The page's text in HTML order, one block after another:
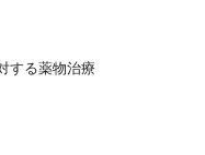
する薬物治療